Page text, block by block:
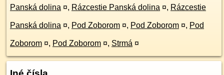
Panská dolina ¤, Rázcestie Panská dolina ¤, Rázcestie
Panská dolina ¤, Pod Zoborom ¤, Pod Zoborom ¤, Pod
Zoborom ¤, Pod Zoborom ¤, Strmá ¤